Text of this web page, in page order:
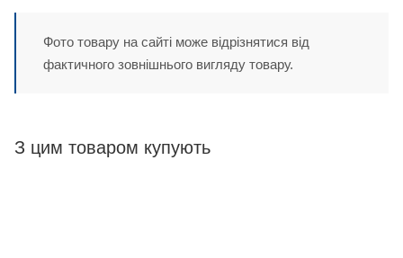
Фото товару на сайті може відрізнятися від
фактичного зовнішнього вигляду товару.
З цим товаром купують